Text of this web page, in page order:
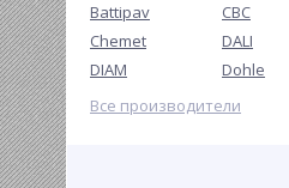
Battipav
CBC
Chemet
DALI
DIAM
Dohle
Все производители